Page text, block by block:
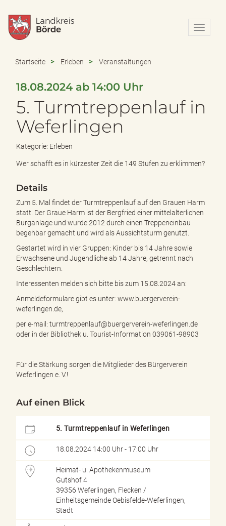
N
a
o
-
s
b
Startseite Erleben Veranstaltungen
18.08.2024 ab 14:00 Uhr
5. Turmtreppenlauf in
Weferlingen
Kategorie: Erleben
Wer schafft es in kürzester Zeit die 149 Stufen zu erklimmen?
Details
Zum 5. Mal findet der Turmtreppenlauf auf den Grauen Harm
statt. Der Graue Harm ist der Bergfried einer mittelalterlichen
Burganlage und wurde 2012 durch einen Treppeneinbau
begehbar gemacht und wird als Aussichtsturm genutzt.
Gestartet wird in vier Gruppen: Kinder bis 14 Jahre sowie
Erwachsene und Jugendliche ab 14 Jahre, getrennt nach
Geschlechtern.
Interessenten melden sich bitte bis zum 15.08.2024 an:
Anmeldeformulare gibt es unter: www.buergerverein-
weferlingen.de,
per e-mail: turmtreppenlauf@buergerverein-weferlingen.de
oder in der Bibliothek u. Tourist-Information 039061-98903
Für die Stärkung sorgen die Mitglieder des Bürgerverein
Weferlingen e. V.!
Auf einen Blick
5. Turmtreppenlauf in Weferlingen
18.08.2024 14:00 Uhr - 17:00 Uhr
Heimat- u. Apothekenmuseum
Gutshof 4
39356 Weferlingen, Flecken /
Einheitsgemeinde Oebisfelde-Weferlingen,
Stadt